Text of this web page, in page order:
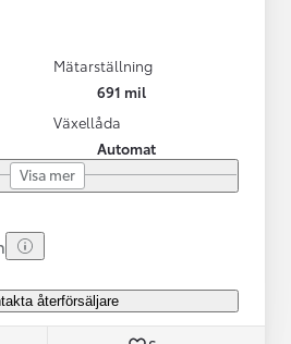
Mätarställning
691 mil
Växellåda
Automat
Visa mer
återförsäljare